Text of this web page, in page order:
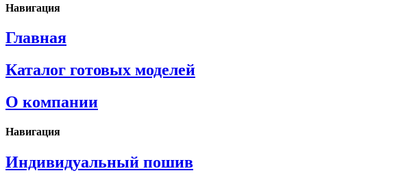
Навигация
Главная
Каталог готовых моделей
О компании
Навигация
Индивидуальный пошив